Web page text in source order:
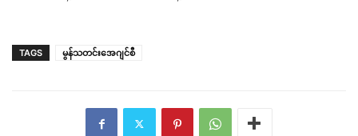
TAGS မွန်သတင်းအေဂျင်စီ